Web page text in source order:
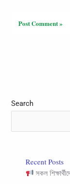
Search
Recent Posts
সকল